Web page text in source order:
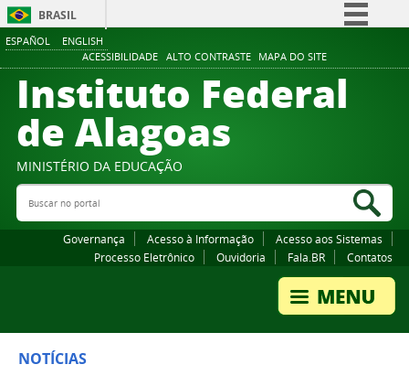
ESPAÑOL ENGLISH
ACESSIBILIDADE ALTO CONTRASTE MAPA DO SITE
BRASIL
Comunica BR
Participe
Canais
Instituto Federal
de Alagoas
MINISTÉRIO DA EDUCAÇÃO
Buscar no portal
Governança Acesso à Informação
Acesso aos Sistemas
Processo Eletrônico
Ouvidoria Fala.BR Contatos
NOTÍCIAS